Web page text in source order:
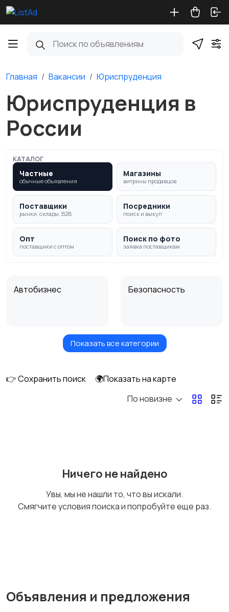
Главная Вакансии Юриспруденция
Юриспруденция в
России
КАТАЛОГ
Частные
обычные объявления
Магазины
витрины продавцов
Поставщики
рынки, склады, B2B
Посредники
поиск и выкуп
Опт
поставщики с оптом
Поиск по фото
заявка поставщикам
Автобизнес Безопасность
Бытовые услуги и
Высший менеджмент
Показать все категории
👉 Сохранить поиск
🌍Показать на карте
По новизне
Ничего не найдено
Увы, мы не нашли то, что вы искали.
Смягчите условия поиска и попробуйте еще раз.
Объявления и предложения